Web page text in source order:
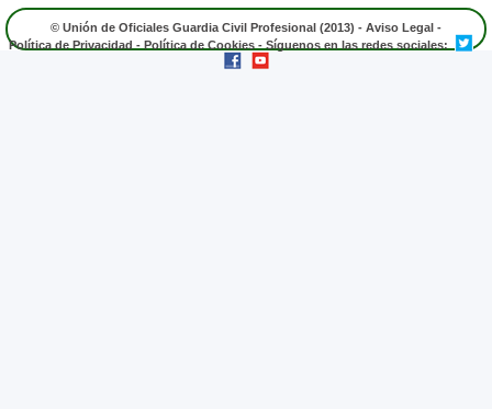
© Unión de Oficiales Guardia Civil Profesional (2013) - Aviso Legal -
Política de Privacidad - Política de Cookies - Síguenos en las redes sociales: